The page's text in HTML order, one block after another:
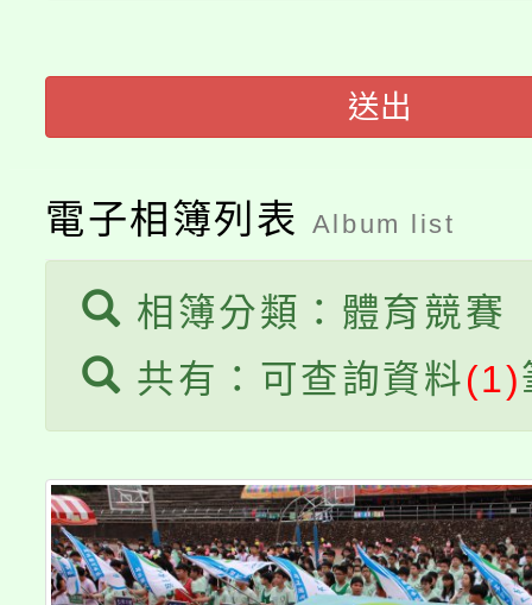
車」活動
桃園市115學年度學生
生本土語及新住民語歌
公告本校115學年度第
代理(課)教師甄選結果(
公告本校115學年度第
代理(課)教師甄選結果(
轉知中國文化大學推廣
《TA101》溝通分析基
程，歡迎學生輔導中心
系所師生報名參加。
送出
電子相簿列表 Album list
相簿分類：體育競賽
共有：可查詢資料(1)